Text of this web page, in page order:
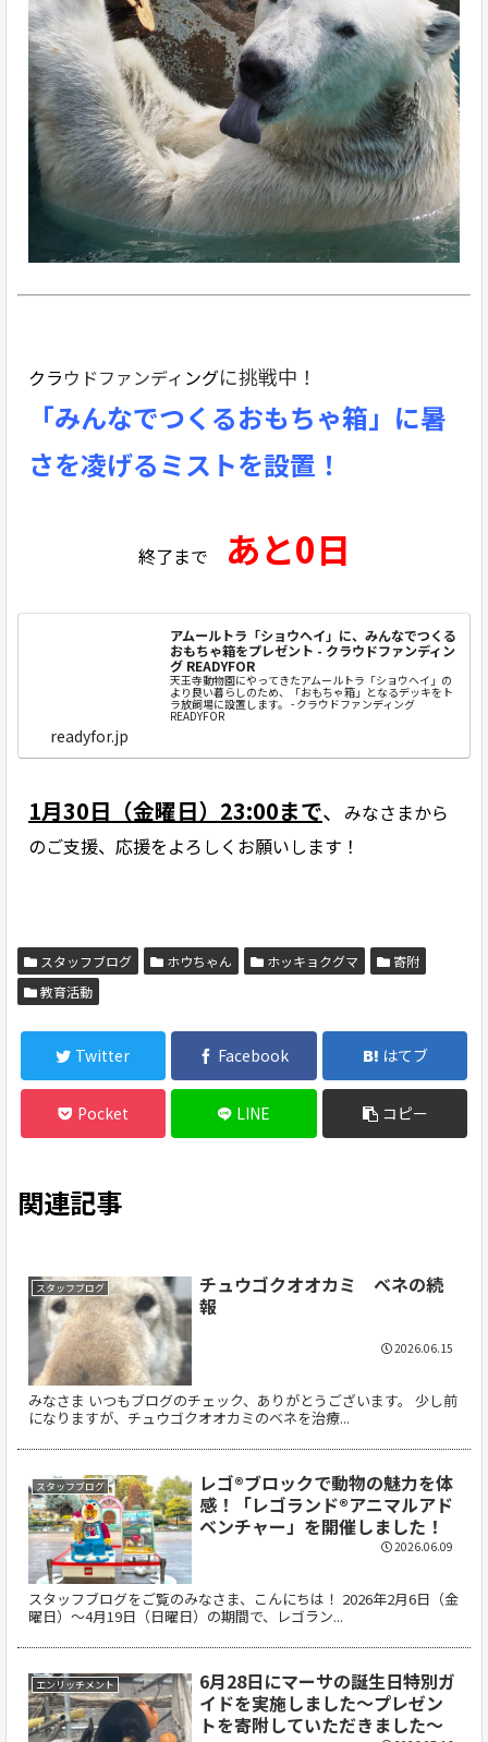
クラウドファンディ ングに挑戦中！
「みんなでつくるおもちゃ箱」に暑
さを凌げるミストを設置！
終了まで あと0日
アムールトラ「ショウヘイ」に、みんなでつくる
おもちゃ箱をプレゼント - クラウドファンディン
グ READYFOR
天王寺動物園にやってきたアムールトラ「ショウヘイ」の
より良い暮らしのため、「おもちゃ箱」となるデッキをト
ラ放飼場に設置します。 - クラウドファンディング
READYFOR
readyfor.jp
1月30日（金曜日）23:00まで、
みなさまから
のご支援、応援をよろしくお願いします！
スタッフブログ ホウちゃん ホッキョクグマ
寄附
教育活動
Twitter Facebook はてブ
Pocket LINE コピー
関連記事
スタッフブログ
チュウゴクオオカミ ベネの続
報
みなさま いつもブログのチェック、ありがとうございます。 少し前
になりますが、チュウゴクオオカミのベネを治療...
2026.06.15
スタッフブログ
レゴ®ブロックで動物の魅力を体
感！「レゴランド®アニマルアド
ベンチャー」を開催しました！
スタッフブログをご覧のみなさま、こんにちは！ 2026年2月6日（金
曜日）〜4月19日（日曜日）の期間で、レゴラン...
2026.06.09
エンリッチメント
6月28日にマーサの誕生日特別ガ
イドを実施しました～プレゼン
トを寄附していただきました～